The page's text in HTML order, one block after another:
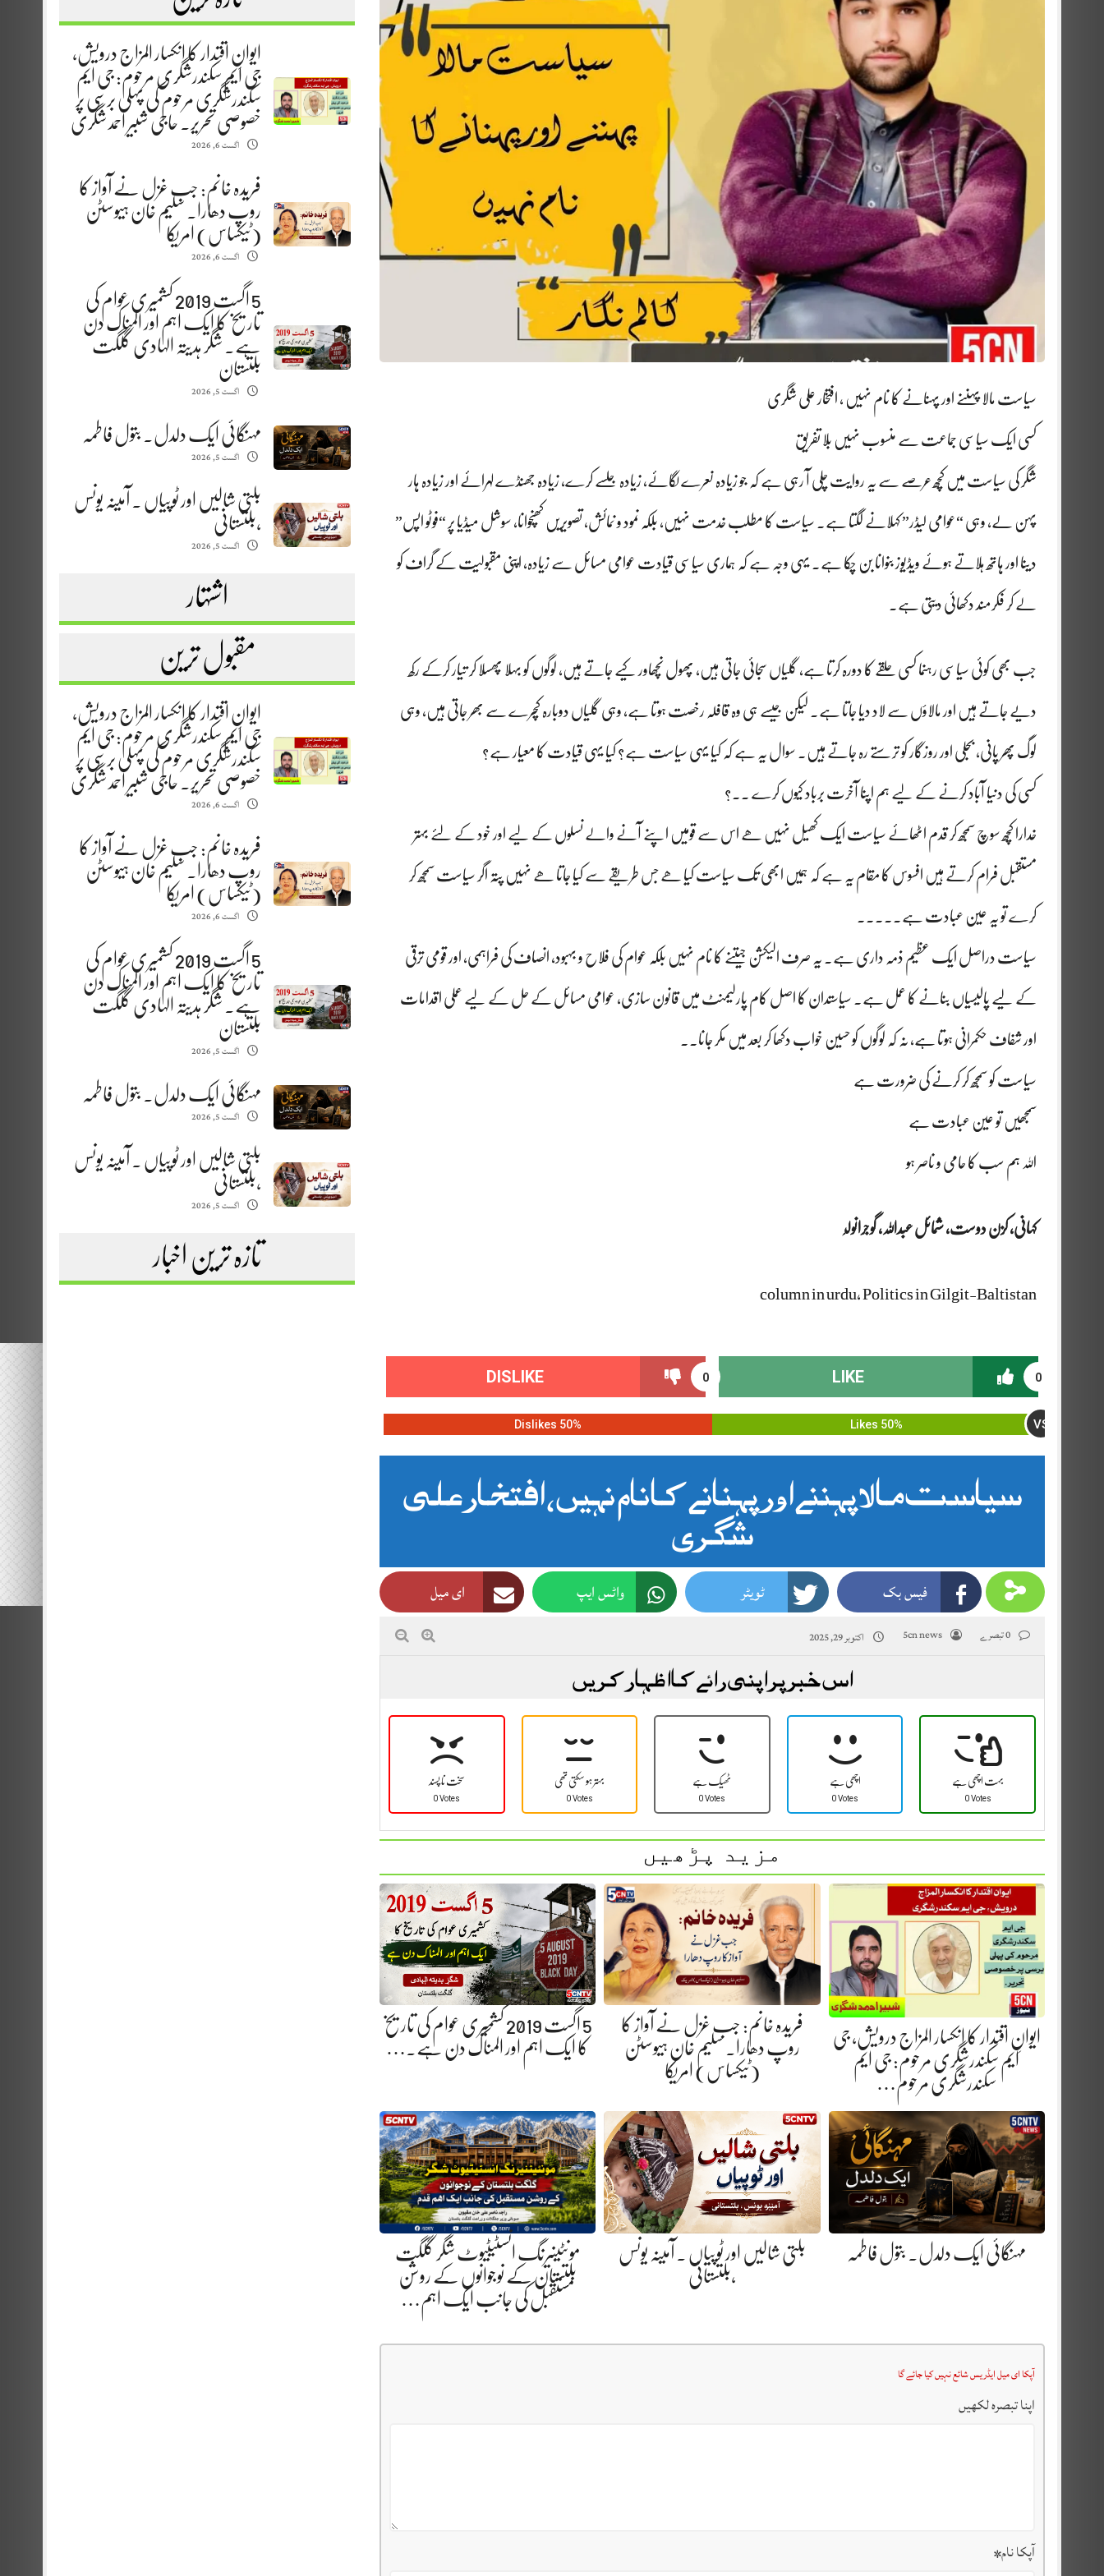
ایوانِ اقتدار کا انکسار المزاج درویش،
جی ایم سکندرشگری مرحوم: جی ایم
سکندرشگری مرحوم کی پہلی برسی پر
خصوصی تحریر. حاجی شبیر احمد شگری
اگست 6, 2026
فریدہ خانم: جب غزل نے آواز کا
روپ دھارا. سلیم خان ہیوسٹن
(ٹیکساس) امریکا
اگست 6, 2026
5 اگست 2019 کشمیری عوام کی
تاریخ کا ایک اہم اور المناک دن
ہے. شگر ہدیتہ الہادی گلگت
بلتستان
اگست 5, 2026
مہنگائی ایک دلدل. بتول فاطمہ
اگست 5, 2026
بلتی شالیں اور ٹوپیاں . آمینہ یونس
،بلتستانی
اگست 5, 2026
اشتہار
مقبول ترین
ایوانِ اقتدار کا انکسار المزاج درویش،
جی ایم سکندرشگری مرحوم: جی ایم
سکندرشگری مرحوم کی پہلی برسی پر
خصوصی تحریر. حاجی شبیر احمد شگری
اگست 6, 2026
فریدہ خانم: جب غزل نے آواز کا
روپ دھارا. سلیم خان ہیوسٹن
(ٹیکساس) امریکا
اگست 6, 2026
5 اگست 2019 کشمیری عوام کی
تاریخ کا ایک اہم اور المناک دن
ہے. شگر ہدیتہ الہادی گلگت
بلتستان
اگست 5, 2026
مہنگائی ایک دلدل. بتول فاطمہ
اگست 5, 2026
بلتی شالیں اور ٹوپیاں . آمینہ یونس
،بلتستانی
اگست 5, 2026
تازہ ترین اخبار
سیاست مالا پہننے اور پہنانے کا نام نہیں ، افتخار علی شگری
کسی ایک سیاسی جماعت سے منسوب نہیں بلا تفریق
شگر کی سیاست میں کچھ عرصے سے یہ روایت چلی آ رہی ہے کہ جو زیادہ نعرے لگائے، زیادہ جلسے کرے، زیادہ جھنڈے لہرائے اور زیادہ ہار
پہن لے، وہی “عوامی لیڈر” کہلانے لگتا ہے۔ سیاست کا مطلب خدمت نہیں، بلکہ نمود و نمائش، تصویریں کھنچوانا، سوشل میڈیا پر “فوٹو اپس”
دینا اور ہاتھ ہلاتے ہوئے ویڈیوز بنوانا بن چکا ہے۔ یہی وجہ ہے کہ ہماری سیاسی قیادت عوامی مسائل سے زیادہ، اپنی مقبولیت کے گراف کو
لے کر فکرمند دکھائی دیتی ہے۔
جب بھی کوئی سیاسی رہنما کسی حلقے کا دورہ کرتا ہے، گلیاں سجائی جاتی ہیں، پھول نچھاور کیے جاتے ہیں، لوگوں کو بہلا پھسلا کر تیار کرکے رکھ
دیے جاتے ہیں اور مالاؤں سے لاد دیا جاتا ہے۔ لیکن جیسے ہی وہ قافلہ رخصت ہوتا ہے، وہی گلیاں دوبارہ کچرے سے بھر جاتی ہیں، وہی
لوگ پھر پانی، بجلی اور روزگار کو ترستے رہ جاتے ہیں۔ سوال یہ ہے کہ کیا یہی سیاست ہے؟ کیا یہی قیادت کا معیار ہے؟
کسی کی دنیا آباد کرنے کے لیے ہم اپنا آخرت برباد کیوں کرے ۔۔؟
خدارا کچھ سوچ سمجھ کر قدم اٹھائے سیاست ایک کھیل نہیں ھے اس سے قومیں اپنے آنے والے نسلوں کے لیے اور خود کے لئے بہتر
مستقبل فرام کرتے ہیں افسوس کا مقام یہ ہے کہ ہمیں ابھی تک سیاست کیا ھے جس طریقے سے کیا جاتا ھے نہیں پتہ اگر سیاست سمجھ کر
کرے تو یہ عین عبادت ہے۔۔۔۔۔
سیاست دراصل ایک عظیم ذمہ داری ہے۔ یہ صرف الیکشن جیتنے کا نام نہیں بلکہ عوام کی فلاح و بہبود، انصاف کی فراہمی، اور قومی ترقی
کے لیے پالیسیاں بنانے کا عمل ہے۔ سیاستدان کا اصل کام پارلیمنٹ میں قانون سازی، عوامی مسائل کے حل کے لیے عملی اقدامات
اور شفاف حکمرانی ہوتا ہے، نہ کہ لوگوں کو حسین خواب دکھا کر بعد میں مکر جانا۔۔
سیاست کو سمجھ کر کرنے کی ضرورت ہے
سمجھیں تو عین عبادت ہے
اللہ ہم سب کا حامی و ناصر ہو
کہانی، کزن دوست، شمائل عبداللہ، گوجرانولہ
column in urdu, Politics in Gilgit-Baltistan
0
LIKE
0
DISLIKE
50% Likes VS
50% Dislikes
سیاست مالا پہننے اور پہنانے کا نام نہیں ، افتخار علی
شگری
فیس بک ٹویٹر واٹس ایپ ای میل
5cn news اکتوبر 29, 2025
اس خبر پر اپنی رائے کا اظہار کریں
سخت نا پسند
0 Votes
بہتر ہو سکتی تھی
0 Votes
ٹھیک ہے
0 Votes
اچھی ہے
0 Votes
بہت اچھی ہے
0 Votes
مزید پڑھیں
ایوانِ اقتدار کا انکسار المزاج درویش، جی
ایم سکندرشگری مرحوم: جی ایم
سکندرشگری مرحوم…
فریدہ خانم: جب غزل نے آواز کا
روپ دھارا. سلیم خان ہیوسٹن
(ٹیکساس) امریکا
5 اگست 2019 کشمیری عوام کی تاریخ
کا ایک اہم اور المناک دن ہے.…
مہنگائی ایک دلدل. بتول فاطمہ
بلتی شالیں اور ٹوپیاں . آمینہ یونس
،بلتستانی
مونٹینیرنگ انسٹیٹیوٹ شگر گلگت
بلتستان کے نوجوانوں کے روشن
مستقبل کی جانب ایک اہم…
آپکا ای میل ایڈریس شائع نہیں کیا جائے گا
اپنا تبصرہ لکھیں
آپکا نام*